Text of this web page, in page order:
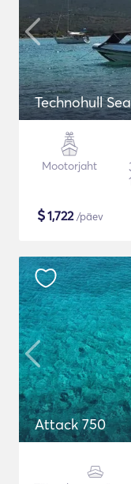
Technohull
Mootorjaht
$1,722/päev
Attack 750